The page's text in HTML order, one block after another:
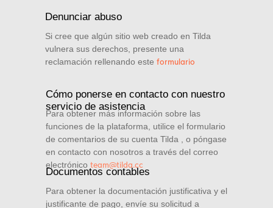
Denunciar abuso
Si cree que algún sitio web creado en Tilda
vulnera sus derechos, presente una
reclamación rellenando este formulario
Cómo ponerse en contacto con nuestro
servicio de asistencia
Para obtener más información sobre las
funciones de la plataforma, utilice el formulario
de comentarios de su cuenta Tilda , o póngase
en contacto con nosotros a través del correo
electrónico team@tilda.cc
Documentos contables
Para obtener la documentación justificativa y el
justificante de pago, envíe su solicitud a